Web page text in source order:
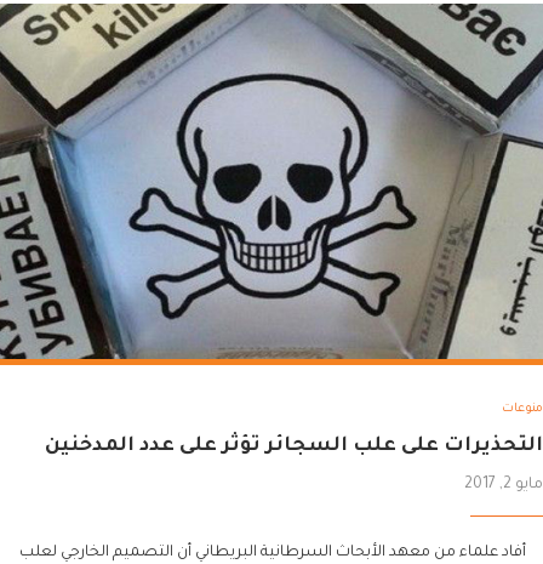
منوعات
التحذيرات على علب السجائر تؤثر على عدد المدخنين
مايو 2, 2017
أفاد علماء من معهد الأبحاث السرطانية البريطاني أن التصميم الخارجي لعلب